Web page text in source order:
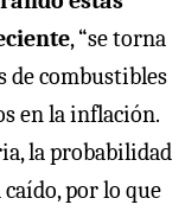
, “se torna
de combustibles
en la inflación.
la probabilidad
caído, por lo que